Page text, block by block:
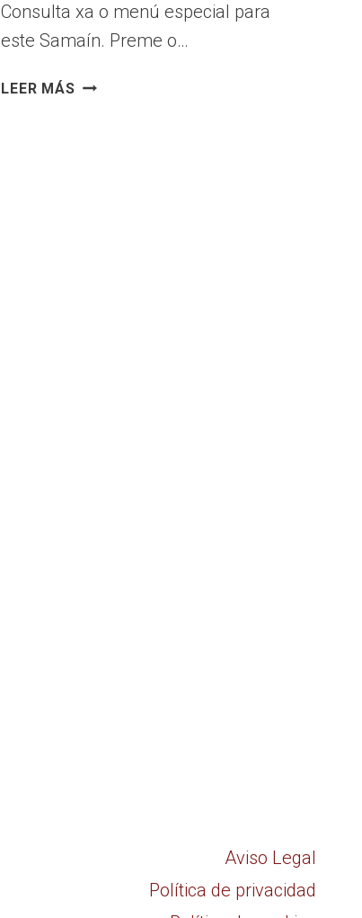
Consulta xa o menú especial para
este Samaín. Preme o…
LEER MÁSMENÚ
Aviso Legal
Política de privacidad